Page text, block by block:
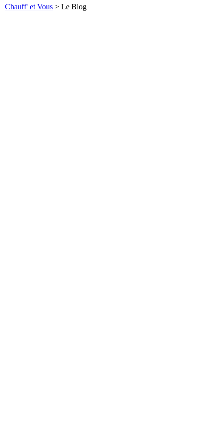
Chauff' et Vous > Le Blog